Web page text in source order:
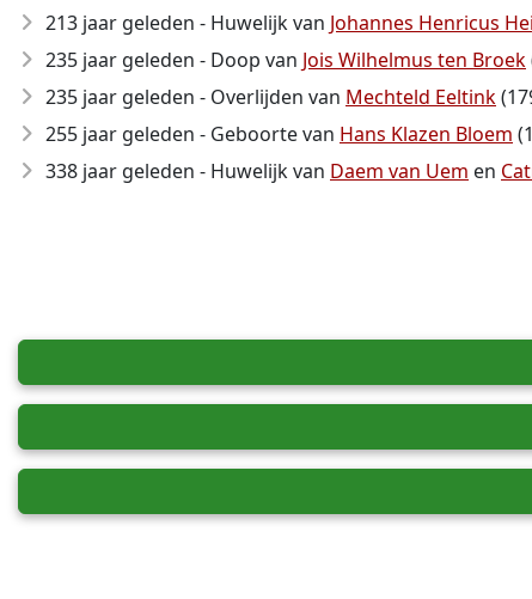
213 jaar geleden - Huwelijk van Johannes Henricus
235 jaar geleden - Doop van Jois Wilhelmus ten Broek
235 jaar geleden - Overlijden van Mechteld Eeltink
255 jaar geleden - Geboorte van Hans Klazen Bloem
338 jaar geleden - Huwelijk van Daem van Uem en